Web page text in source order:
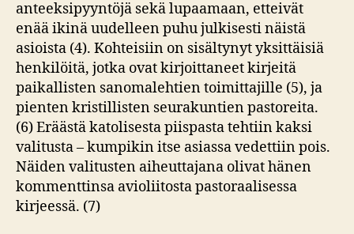
anteeksipyyntöjä sekä lupaamaan, etteivät
enää ikinä uudelleen puhu julkisesti näistä
asioista (4). Kohteisiin on sisältynyt yksittäisiä
henkilöitä, jotka ovat kirjoittaneet kirjeitä
paikallisten sanomalehtien toimittajille (5), ja
pienten kristillisten seurakuntien pastoreita.
(6) Eräästä katolisesta piispasta tehtiin kaksi
valitusta – kumpikin itse asiassa vedettiin pois.
Näiden valitusten aiheuttajana olivat hänen
kommenttinsa avioliitosta pastoraalisessa
kirjeessä. (7)